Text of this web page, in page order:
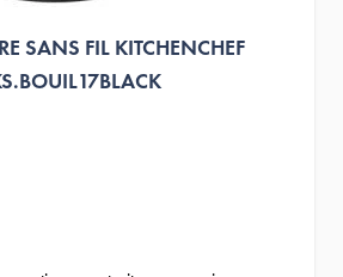
SANS FIL KITCHENCHEF